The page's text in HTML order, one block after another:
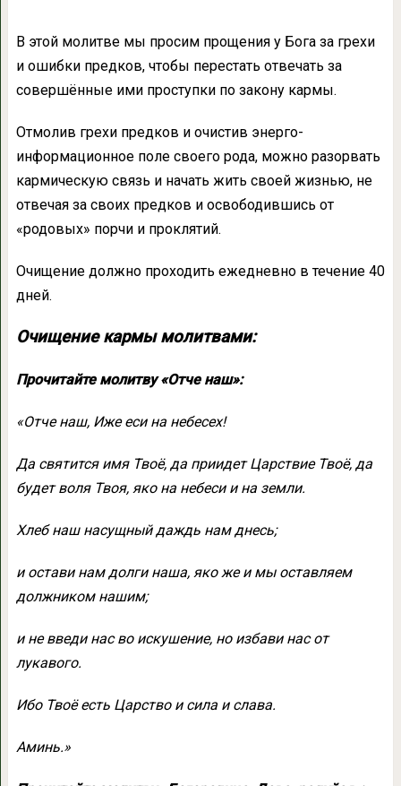
В этой молитве мы просим прощения у Бога за грехи
и ошибки предков, чтобы перестать отвечать за
совершённые ими проступки по закону кармы.
Отмолив грехи предков и очистив энерго-
информационное поле своего рода, можно разорвать
кармическую связь и начать жить своей жизнью, не
отвечая за своих предков и освободившись от
«родовых» порчи и проклятий.
Очищение должно проходить ежедневно в течение 40
дней.
Очищение кармы молитвами:
Прочитайте молитву «Отче наш»:
«Отче наш, Иже еси на небесех!
Да святится имя Твоё, да приидет Царствие Твоё, да
будет воля Твоя, яко на небеси и на земли.
Хлеб наш насущный даждь нам днесь;
и остави нам долги наша, яко же и мы оставляем
должником нашим;
и не введи нас во искушение, но избави нас от
лукавого.
Ибо Твоё есть Царство и сила и слава.
Аминь.»